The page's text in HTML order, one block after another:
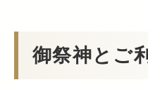
御祭神とご